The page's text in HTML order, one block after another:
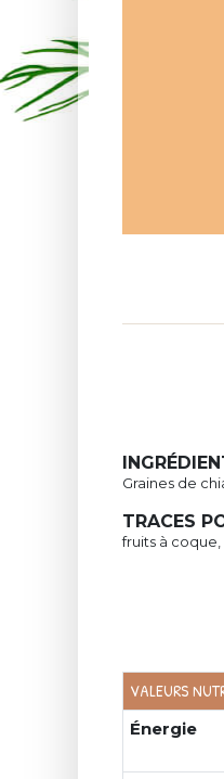
Graines de
TRACES
fruits à coque,
VALEURS
Énergie